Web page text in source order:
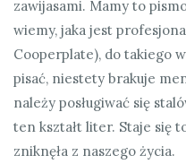
zawijasami. Mamy to
wiemy, jaka jest
Cooperplate), do takiego
pisać, niestety brakuje
należy posługiwać się
ten kształt liter. Staje się
zniknęła z naszego życia.